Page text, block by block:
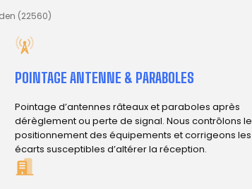
(22560)
POINTAGE ANTENNE & PARABOLES
Pointage d’antennes râteaux et paraboles après
dérèglement ou perte de signal. Nous contrôlons le
positionnement des équipements et corrigeons les
écarts susceptibles d’altérer la réception.